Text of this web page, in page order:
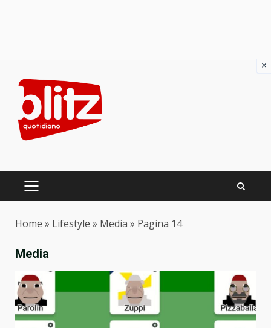
content
PRIMARY
Home » Lifestyle » Media » Pagina 14
Media
×